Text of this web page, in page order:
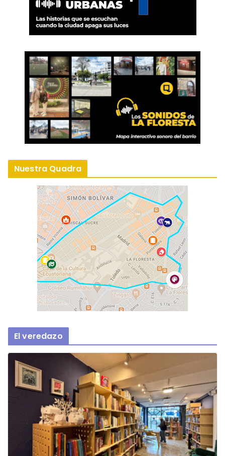
Nuestra Quadra
El veredazo